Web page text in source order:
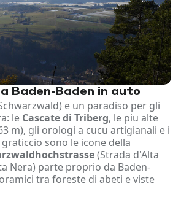
Baden-Baden in auto
e un paradiso per gli
le Cascate di Triberg, le piu alte
m), gli orologi a cucu artigianali e i
sono le icone della
(Strada d'Alta
Nera) parte proprio da Baden-
tra foreste di abeti e viste